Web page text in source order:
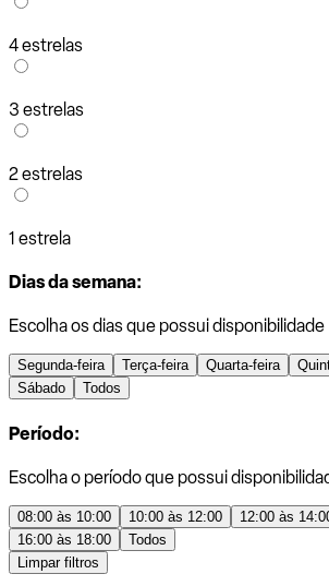
4 estrelas
3 estrelas
2 estrelas
1 estrela
Dias da semana:
Escolha os dias que possui disponibilidade
Segunda-feira Terça-feira Quarta-feira
Sábado
Todos
Período:
Escolha o período que possui
08:00 às 10:00 10:00 às 12:00 12:00 às
16:00 às 18:00
Todos
Limpar filtros